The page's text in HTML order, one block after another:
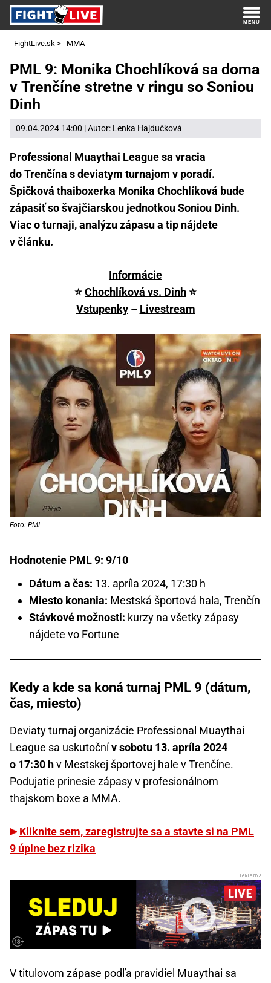
FightLive.sk > MMA
PML 9: Monika Chochlíková sa doma
v Trenčíne stretne v ringu so Soniou
Dinh
09.04.2024 14:00 | Autor: Lenka Hajdučková
Professional Muaythai League sa vracia
do Trenčína s deviatym turnajom v poradí.
Špičková thaiboxerka Monika Chochlíková bude
zápasiť so švajčiarskou jednotkou Soniou Dinh.
Viac o turnaji, analýzu zápasu a tip nájdete
v článku.
Informácie
⭐Chochlíková vs. Dinh⭐
Vstupenky– Livestream
Foto: PML
Hodnotenie PML 9: 9/10
Dátum a čas: 13. apríla 2024, 17:30 h
Miesto konania: Mestská športová hala, Trenčín
Stávkové možnosti: kurzy na všetky zápasy
nájdete vo Fortune
Kedy a kde sa koná turnaj PML 9 (dátum,
čas, miesto)
Deviaty turnaj organizácie Professional Muaythai
League sa uskutočnív sobotu 13. apríla 2024
o 17:30 hv Mestskej športovej hale v Trenčíne.
Podujatie prinesie zápasy v profesionálnom
thajskom boxe a MMA.
Kliknite sem, zaregistrujte sa a stavte si na PML
9 úplne bez rizika
V titulovom zápase podľa pravidiel Muaythai sa